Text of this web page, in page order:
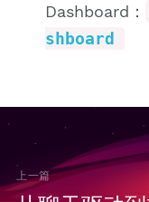
Dashboard：
shboard
上一篇